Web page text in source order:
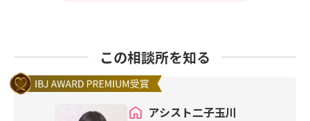
この相談所を知る
アシスト二子玉川